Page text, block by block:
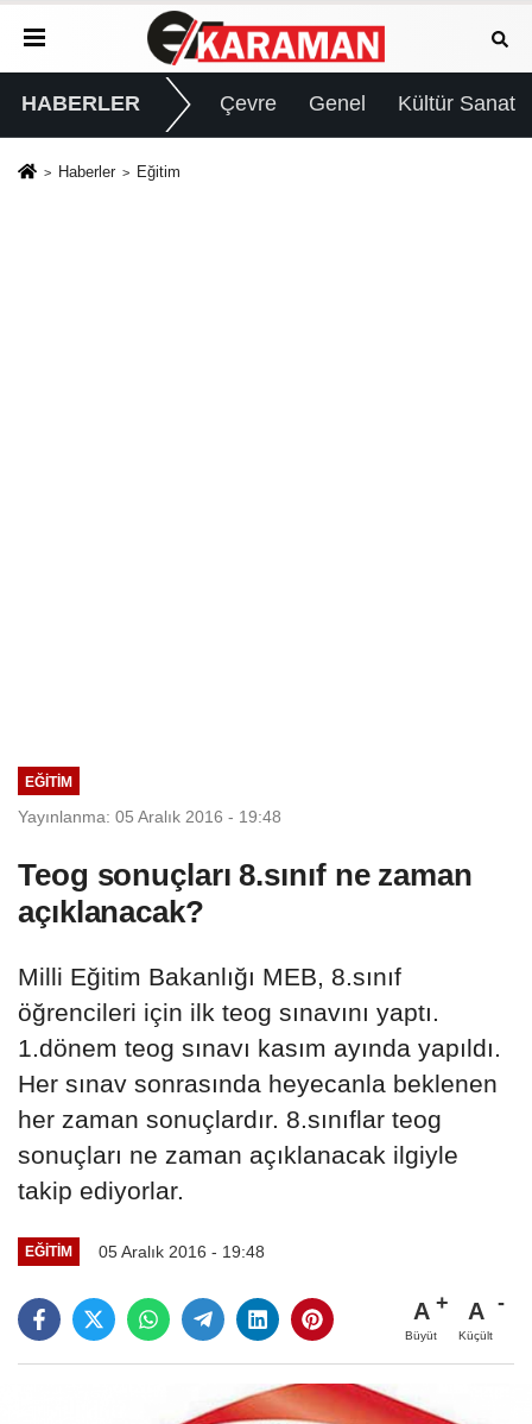
HABERLER Çevre Genel Kültür Sanat
Haberler Eğitim
EĞITIM
Yayınlanma: 05 Aralık 2016 - 19:48
Teog sonuçları 8.sınıf ne zaman
açıklanacak?
Milli Eğitim Bakanlığı MEB, 8.sınıf
öğrencileri için ilk teog sınavını yaptı.
1.dönem teog sınavı kasım ayında yapıldı.
Her sınav sonrasında heyecanla beklenen
her zaman sonuçlardır. 8.sınıflar teog
sonuçları ne zaman açıklanacak ilgiyle
takip ediyorlar.
EĞITIM 05 Aralık 2016 - 19:48
A
Büyüt
A
Küçült